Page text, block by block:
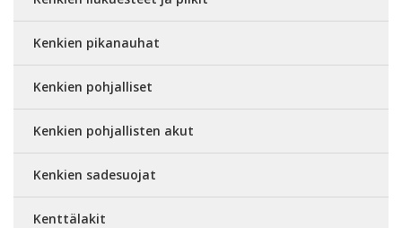
Kenkien pikanauhat
Kenkien pohjalliset
Kenkien pohjallisten akut
Kenkien sadesuojat
Kenttälakit